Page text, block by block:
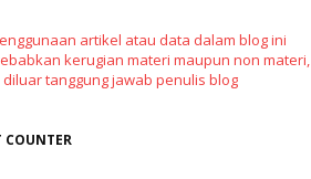
artikel atau data dalam blog ini
kerugian materi maupun non materi,
diluar tanggung jawab penulis blog
COUNTER